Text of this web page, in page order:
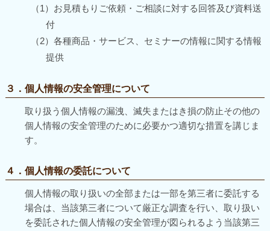
（1）お見積もりご依頼・ご相談に対する回答及び資料送
付
（2）各種商品・サービス、セミナーの情報に関する情報
提供
３．個人情報の安全管理について
取り扱う個人情報の漏洩、滅失またはき損の防止その他の
個人情報の安全管理のために必要かつ適切な措置を講じま
す。
４．個人情報の委託について
個人情報の取り扱いの全部または一部を第三者に委託する
場合は、当該第三者について厳正な調査を行い、取り扱い
を委託された個人情報の安全管理が図られるよう当該第三